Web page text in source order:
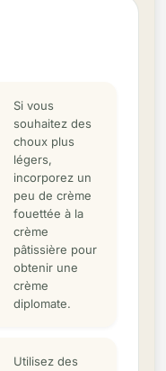
Si vous
souhaitez des
choux plus
légers,
incorporez un
peu de crème
fouettée à la
crème
pâtissière pour
obtenir une
crème
diplomate.
Utilisez des